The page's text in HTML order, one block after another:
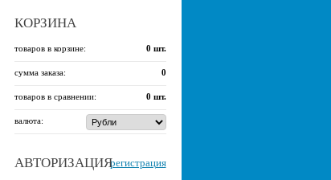
КОРЗИНА
товаров в корзине: 0 шт.
сумма заказа: 0
товаров в сравнении: 0 шт.
валюта:
АВТОРИЗАЦИЯрегистрация